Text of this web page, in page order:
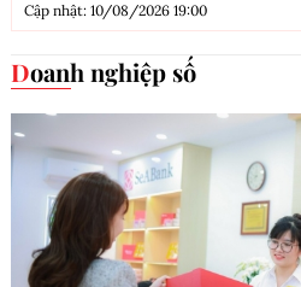
Cập nhật: 10/08/2026 19:00
Doanh nghiệp số